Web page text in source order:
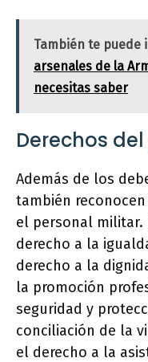
También te puede
arsenales de la
necesitas saber
Derechos
Además de los
también
el personal militar.
derecho a la
derecho a la
la promoción
seguridad y
conciliación de la
el derecho a la